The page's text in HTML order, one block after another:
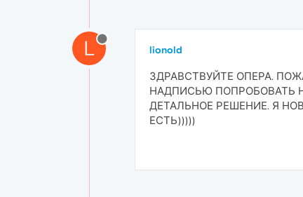
L lionold
​ЗДРАВСТВУЙТЕ ОПЕРА.
НАДПИСЬЮ ПОПРОБОВАТЬ
ДЕТАЛЬНОЕ РЕШЕНИЕ. Я
ЕСТЬ)))))